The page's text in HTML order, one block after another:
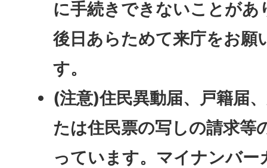
に手続きできないことが
後日あらためて来庁をお願
す。
(注意)住民異動届、戸籍届
たは住民票の写しの請求等
っています。マイナンバー